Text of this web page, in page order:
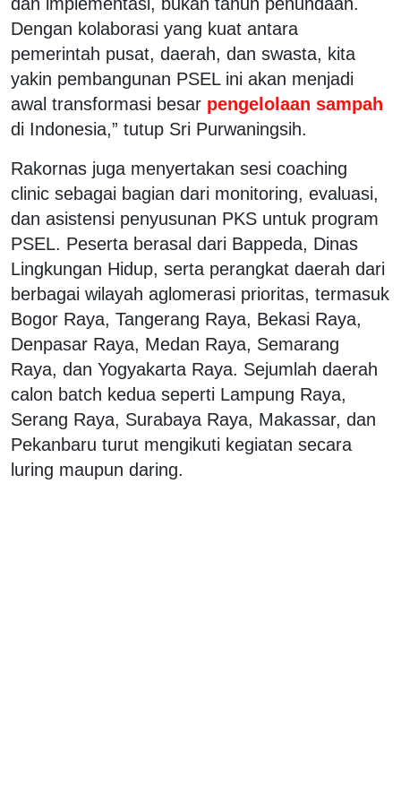
Dengan kolaborasi yang kuat antara
pemerintah pusat, daerah, dan swasta, kita
yakin pembangunan PSEL ini akan menjadi
awal transformasi besar pengelolaan sampah
di Indonesia,” tutup Sri Purwaningsih.
Rakornas juga menyertakan sesi coaching
clinic sebagai bagian dari monitoring, evaluasi,
dan asistensi penyusunan PKS untuk program
PSEL. Peserta berasal dari Bappeda, Dinas
Lingkungan Hidup, serta perangkat daerah dari
berbagai wilayah aglomerasi prioritas, termasuk
Bogor Raya, Tangerang Raya, Bekasi Raya,
Denpasar Raya, Medan Raya, Semarang
Raya, dan Yogyakarta Raya. Sejumlah daerah
calon batch kedua seperti Lampung Raya,
Serang Raya, Surabaya Raya, Makassar, dan
Pekanbaru turut mengikuti kegiatan secara
luring maupun daring.